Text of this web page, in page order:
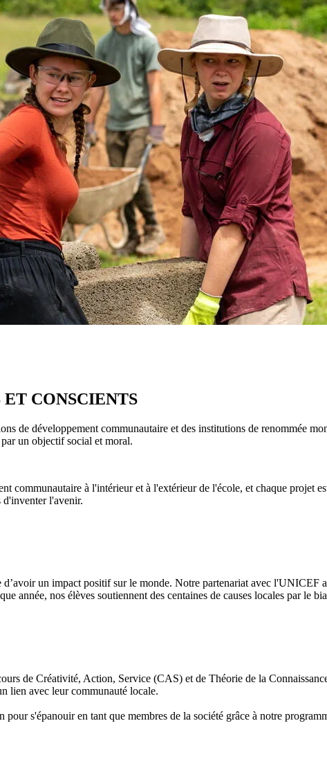
CONSCIENTS
de développement communautaire et des institutions de renommée
un objectif social et moral.
communautaire à l'intérieur et à l'extérieur de l'école, et chaque projet
d'inventer l'avenir.
un impact positif sur le monde. Notre partenariat avec l'UNICEF
année, nos élèves soutiennent des centaines de causes locales par
de Créativité, Action, Service (CAS) et de Théorie de la
lien avec leur communauté locale.
s'épanouir en tant que membres de la société grâce à notre